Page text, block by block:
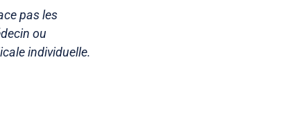
pas les
ou
individuelle.